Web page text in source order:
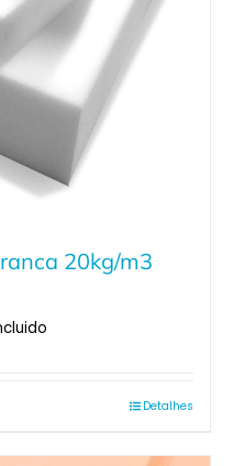
20kg/m3
Detalhes